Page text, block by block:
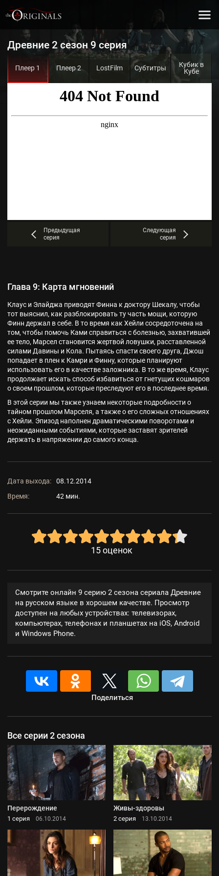
Древние 2 сезон 9 серия
Плеер 1 Плеер 2 LostFilm Субтитры
Кубик в
Кубе
Предыдущая
серия
Следующая
серия
Глава 9: Карта мгновений
Клаус и Элайджа приводят Финна к доктору Шекалу, чтобы
тот выяснил, как разблокировать ту часть мощи, которую
Финн держал в себе. В то время как Хейли сосредоточена на
том, чтобы помочь Ками справиться с болезнью, захватившей
ее тело, Марсел становится жертвой ловушки, расставленной
силами Давины и Кола. Пытаясь спасти своего друга, Джош
попадает в плен к Камри и Финну, которые планируют
использовать его в качестве заложника. В то же время, Клаус
продолжает искать способ избавиться от гнетущих кошмаров
о своем прошлом, которые преследуют его в последнее время.
В этой серии мы также узнаем некоторые подробности о
тайном прошлом Марселя, а также о его сложных отношениях
с Хейли. Эпизод наполнен драматическими поворотами и
неожиданными событиями, которые заставят зрителей
держать в напряжении до самого конца.
Дата выхода:
08.12.2014
Время:
42 мин.
15 оценок
Смотрите онлайн 9 серию 2 сезона сериала Древние
на русском языке в хорошем качестве. Просмотр
доступен на любых устройствах: телевизорах,
компьютерах, телефонах и планшетах на iOS, Android
и Windows Phone.
Поделиться
Все серии 2 сезона
Перерождение
1 серия 06.10.2014
Живы-здоровы
2 серия 13.10.2014